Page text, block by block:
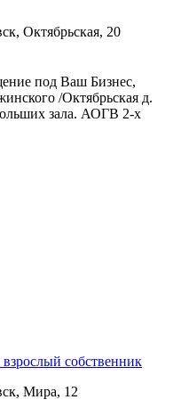
Октябрьская, 20
под Ваш Бизнес,
/Октябрьская д.
зала. АОГВ 2-х
собственник
Мира, 12